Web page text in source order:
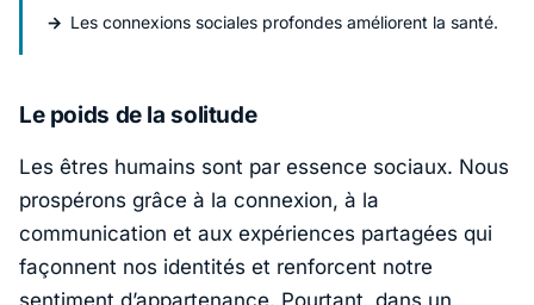
Les connexions sociales profondes améliorent la santé.
Le poids de la solitude
Les êtres humains sont par essence sociaux. Nous
prospérons grâce à la connexion, à la
communication et aux expériences partagées qui
façonnent nos identités et renforcent notre